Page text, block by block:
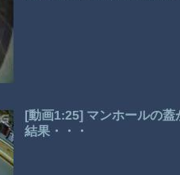
[動画1:25] マンホールの
結果・・・